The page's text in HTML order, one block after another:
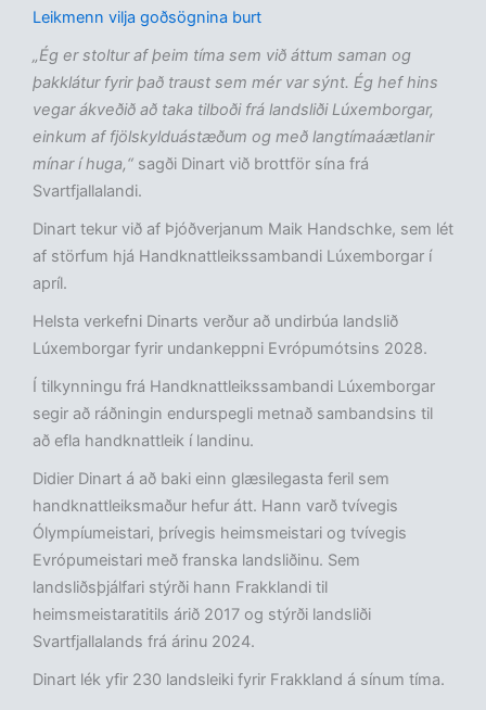
Leikmenn vilja goðsögnina burt
„Ég er stoltur af þeim tíma sem við áttum saman og
þakklátur fyrir það traust sem mér var sýnt. Ég hef hins
vegar ákveðið að taka tilboði frá landsliði Lúxemborgar,
einkum af fjölskylduástæðum og með langtímaáætlanir
mínar í huga,“ sagði Dinart við brottför sína frá
Svartfjallalandi.
Dinart tekur við af Þjóðverjanum Maik Handschke, sem lét
af störfum hjá Handknattleikssambandi Lúxemborgar í
apríl.
Helsta verkefni Dinarts verður að undirbúa landslið
Lúxemborgar fyrir undankeppni Evrópumótsins 2028.
Í tilkynningu frá Handknattleikssambandi Lúxemborgar
segir að ráðningin endurspegli metnað sambandsins til
að efla handknattleik í landinu.
Didier Dinart á að baki einn glæsilegasta feril sem
handknattleiksmaður hefur átt. Hann varð tvívegis
Ólympíumeistari, þrívegis heimsmeistari og tvívegis
Evrópumeistari með franska landsliðinu. Sem
landsliðsþjálfari stýrði hann Frakklandi til
heimsmeistaratitils árið 2017 og stýrði landsliði
Svartfjallalands frá árinu 2024.
Dinart lék yfir 230 landsleiki fyrir Frakkland á sínum tíma.